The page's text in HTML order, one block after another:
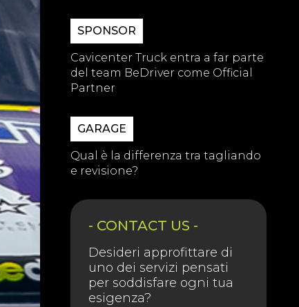
SPONSOR
Cavicenter Truck entra a far parte
del team BeDriver come Official
Partner
GARAGE
Qual è la differenza tra tagliando
e revisione?
- CONTACT US -
Desideri approfittare di
uno dei servizi pensati
per soddisfare ogni tua
esigenza?